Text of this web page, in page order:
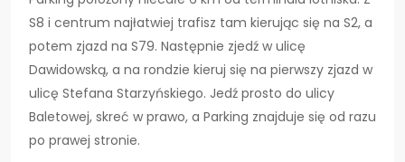
S8 i centrum najłatwiej trafisz tam kierując się na S2, a
potem zjazd na S79. Następnie zjedź w ulicę
Dawidowską, a na rondzie kieruj się na pierwszy zjazd w
ulicę Stefana Starzyńskiego. Jedź prosto do ulicy
Baletowej, skreć w prawo, a Parking znajduje się od razu
po prawej stronie.